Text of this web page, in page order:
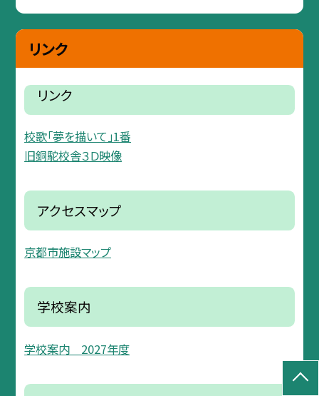
リンク
リンク
校歌「夢を描いて」1番
旧銅駝校舎３Ｄ映像
アクセスマップ
京都市施設マップ
学校案内
学校案内 2027年度